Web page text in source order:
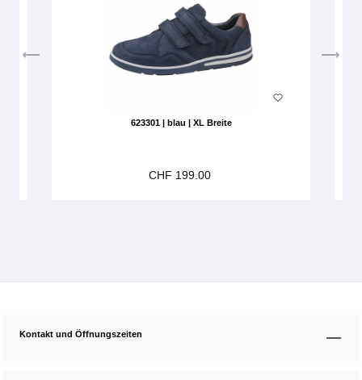
623301 | blau | XL Breite
CHF 199.00
Kontakt und Öffnungszeiten